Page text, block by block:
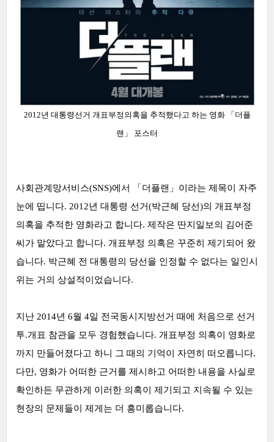
2012년 대통령선거 개표부정의혹을 추적했다고 하는 영화 「 더플
랜」 포스터
사회관계망서비스(SNS)에서 「 더플랜」이라는 제목이 자주
눈에 띱니다. 2012년 대통령 선거(박근혜 당선)의 개표부정
의혹을 추적한 영화라고 합니다. 제작은 딴지일보의 김어준
씨가 맡았다고 합니다. 개표부정 의혹은 꾸준히 제기되어 왔
습니다. 박근혜 전 대통령의 당선을 인정할 수 없다는 일인시
위는 거의 상설적이었습니다.
지난 2014년 6월 4일 전국동시지방선거 때에 처음으로 선거
투.개표 참관을 모두 경험했습니다. 개표부정 의혹이 영화로
까지 만들어졌다고 하니 그 때의 기억이 자연히 떠오릅니다.
다만, 영화가 어떠한 근거를 제시하고 어떠한 내용을 사실로
확인하든 무관하게 이러한 의혹이 제기되고 지속될 수 있는
현장의 문제들이 제게는 더 흥미롭습니다.